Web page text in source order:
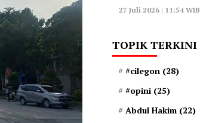
27 Juli 2026 | 11:54 WIB
TOPIK TERKINI
#cilegon (28)
#opini (25)
Abdul Hakim (22)